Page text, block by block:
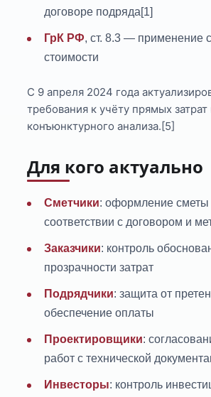
договоре подряда[1]
ГрК РФ, ст. 8.3 — применение
стоимости
С 9 апреля 2024 года
требования к учёту прямых
конъюнктурного анализа.[5]
Для кого актуально
Сметчики: оформление сметы
соответствии с договором и
Заказчики: контроль
прозрачности затрат
Подрядчики: защита от
обеспечение оплаты
Проектировщики:
работ с технической
Инвесторы: контроль